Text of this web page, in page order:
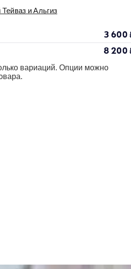
и Альгиз
3 600
8 200
вариаций. Опции можно